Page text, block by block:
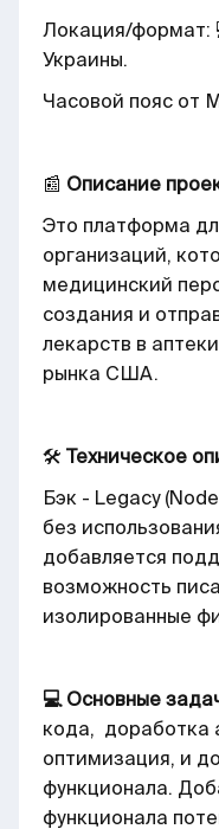
Локация/формат:
Украины.
Часовой пояс от
📰 Описание
Это платформа
организаций,
медицинский
создания и
лекарств в
рынка США.
🛠 Техническое
Бэк - Legacy
без
добавляется
возможность
изолированные
💻 Основные
кода, доработка
оптимизация, и
функционала.
функционала